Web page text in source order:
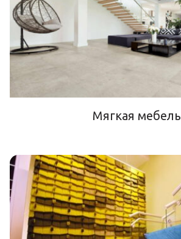
Мягкая мебель